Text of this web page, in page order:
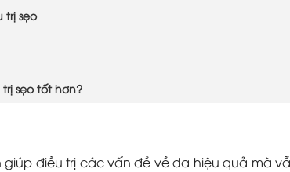
trị sẹo
sẹo tốt hơn?
giúp điều trị các vấn đề về da hiệu quả mà